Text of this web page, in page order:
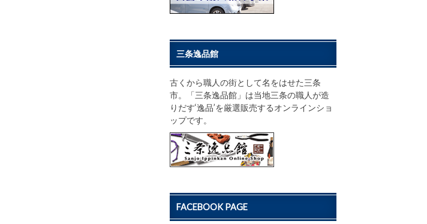
三条逸品館
古くから職人の街として名をはせた三条
市。「三条逸品館」は当地三条の職人が造
りだす‘逸品’を厳選販売するオンラインショ
ップです。
FACEBOOK PAGE